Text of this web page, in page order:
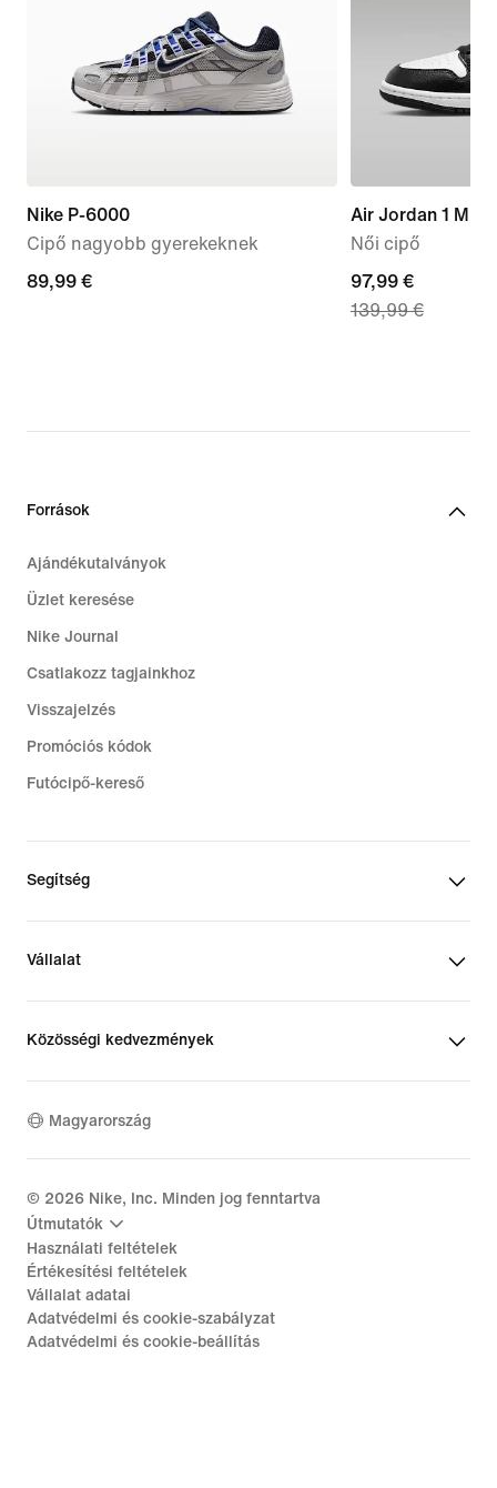
Nike P-6000
Cipő nagyobb gyerekeknek
89,99
89,99 €
Air Jordan 1 Mid
Női cipő
current
price
price
97,99 €
139,99 €
Források
Ajándékutalványok
Üzlet keresése
Nike Journal
Csatlakozz tagjainkhoz
Visszajelzés
Promóciós kódok
Futócipő-kereső
Segítség
Vállalat
Közösségi kedvezmények
Magyarország
© 2026 Nike, Inc. Minden jog fenntartva
Útmutatók
Használati feltételek
Értékesítési feltételek
Vállalat adatai
Adatvédelmi és cookie-szabályzat
Adatvédelmi és cookie-beállítás